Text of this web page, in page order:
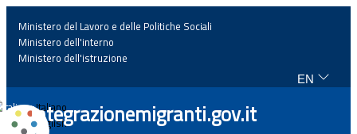
Home
Ministero del Lavoro e delle Politiche Sociali
Ministero dell'interno
Ministero dell'istruzione
EN
Italiano
English
Integrazionemigranti.gov.it